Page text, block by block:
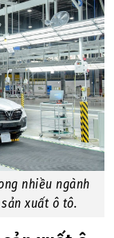
nhiều ngành
xuất ô tô.